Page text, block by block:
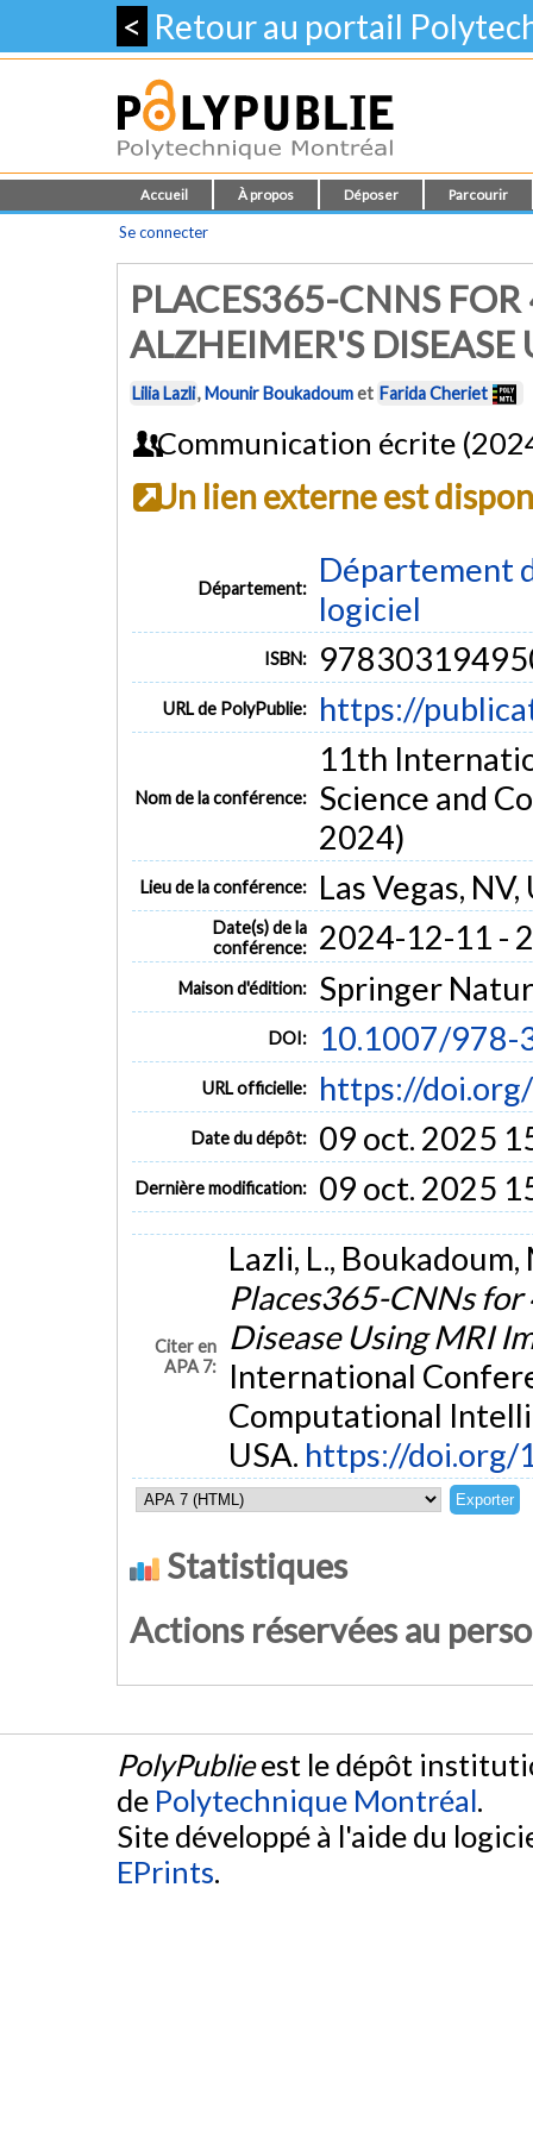
< Retour au portail
Accueil À propos Déposer Parcourir
Se connecter
PLACES365-CNNS
ALZHEIMER'S
Lilia Lazli,Mounir Boukadoumet Farida Cheriet
Communication écrite
Un lien externe est
Département:
Département
logiciel
ISBN:
URL de PolyPublie: https://
Nom de la conférence:
11th
Science and
2024)
Lieu de la conférence: Las Vegas, NV,
Date(s) de la
conférence:
2024-12-11 -
Maison d'édition: Springer
DOI: 10.1007/978-
URL officielle: https://
Date du dépôt: 09 oct. 2025
Dernière modification: 09 oct. 2025
Citer en
APA 7:
Lazli, L.,
Places365-CNNs
Disease Using MRI
International
Computational
USA. https://doi.org/
Statistiques
Actions réservées au
PolyPublieest le dépôt
de Polytechnique Montréal.
Site développé à l'aide du
EPrints.